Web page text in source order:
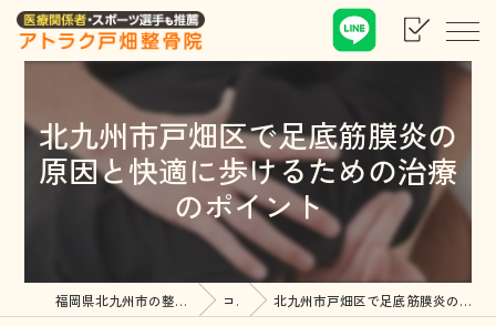
北九州市戸畑区で足底筋膜炎の
原因と快適に歩けるための治療
のポイント
福岡県北九州市の整骨院ならアトラク戸畑整骨院 コラム 北九州市戸畑区で足底筋膜炎の原因と快適に歩けるための治療のポイント